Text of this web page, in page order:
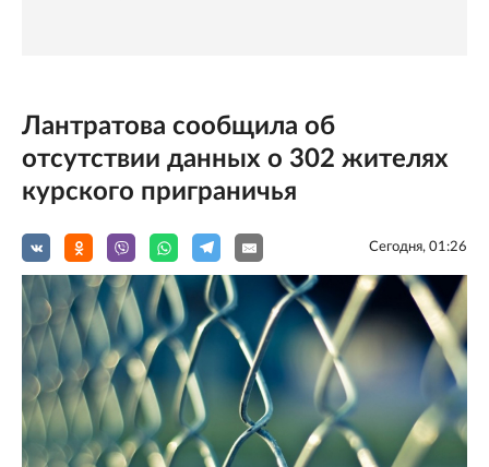
Лантратова сообщила об
отсутствии данных о 302 жителях
курского приграничья
Сегодня, 01:26